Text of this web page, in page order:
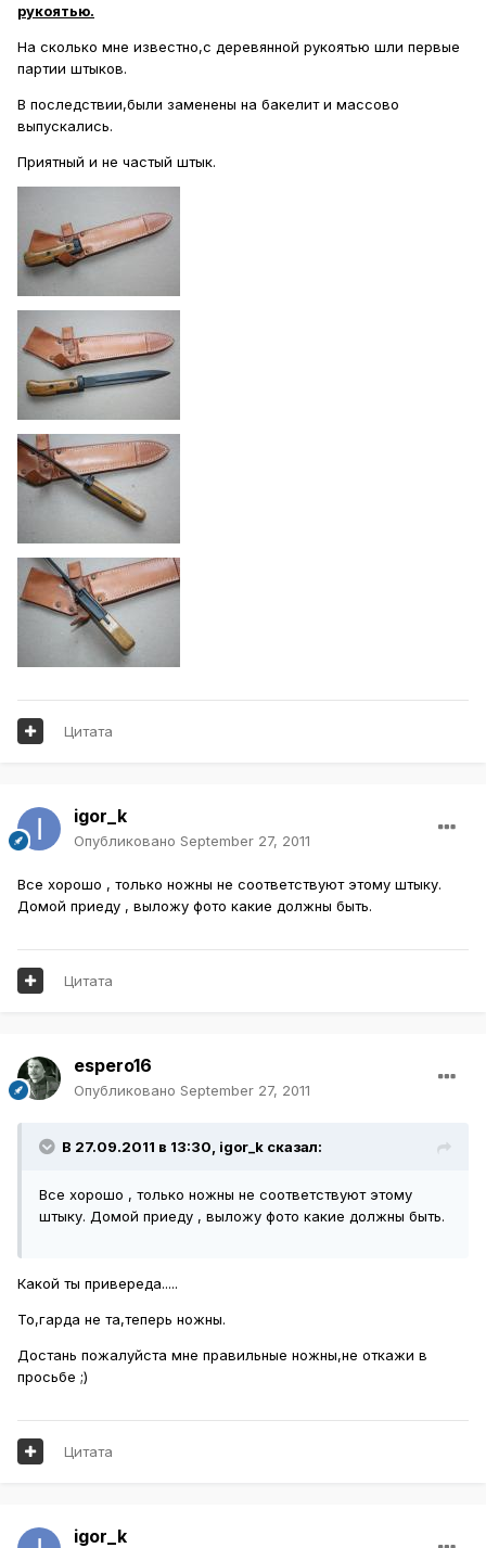
рукоятью.
На сколько мне известно,с деревянной рукоятью шли первые
партии штыков.
В последствии,были заменены на бакелит и массово
выпускались.
Приятный и не частый штык.
Цитата
igor_k
Опубликовано September 27, 2011
Все хорошо , только ножны не соответствуют этому штыку.
Домой приеду , выложу фото какие должны быть.
Цитата
espero16
Опубликовано September 27, 2011
В 27.09.2011 в 13:30, igor_k сказал:
Все хорошо , только ножны не соответствуют этому
штыку. Домой приеду , выложу фото какие должны быть.
Какой ты привереда.....
То,гарда не та,теперь ножны.
Достань пожалуйста мне правильные ножны,не откажи в
просьбе ;)
Цитата
igor_k